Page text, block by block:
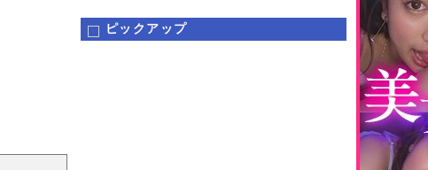
ピックアップ